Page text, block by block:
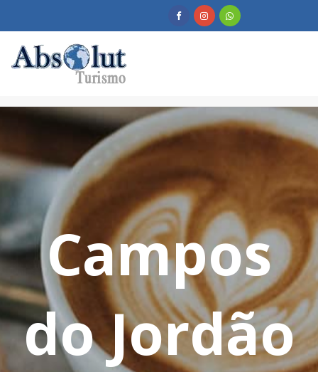
Campos
do Jordão